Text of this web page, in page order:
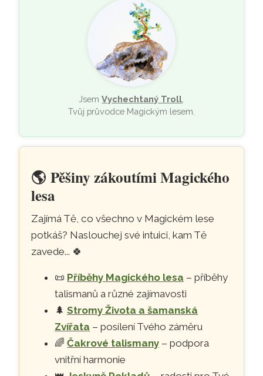
JsemVychechtaný Troll
Tvůj průvodce Magickým lesem.
🌎Pěšiny zákoutími Magického
lesa
Zajímá Tě, co všechno v Magickém lese
potkáš? Naslouchej své intuici, kam Tě
zavede... 🍀
📜 Příběhy Magického lesa – příběhy
talismanů a různé zajímavosti
🌲Stromy Života a šamanská
Zvířata – posílení Tvého záměru
🌈Čakrové talismany – podpora
vnitřní harmonie